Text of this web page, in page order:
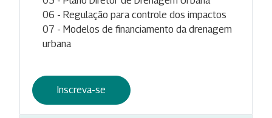
06 - Regulação para controle dos impactos
07 - Modelos de financiamento da drenagem
urbana
Inscreva-se